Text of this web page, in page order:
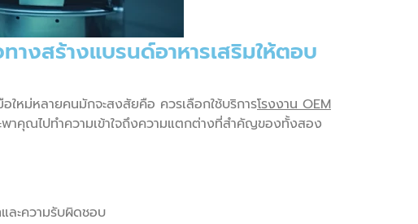
างสร้างแบรนด์อาหารเสริมให้ตอบ
ใหม่หลายคนมักจะสงสัยคือ ควรเลือกใช้บริการโรงงาน OEM
คุณไปทำความเข้าใจถึงความแตกต่างที่สำคัญของทั้งสอง
ละความรับผิดชอบ